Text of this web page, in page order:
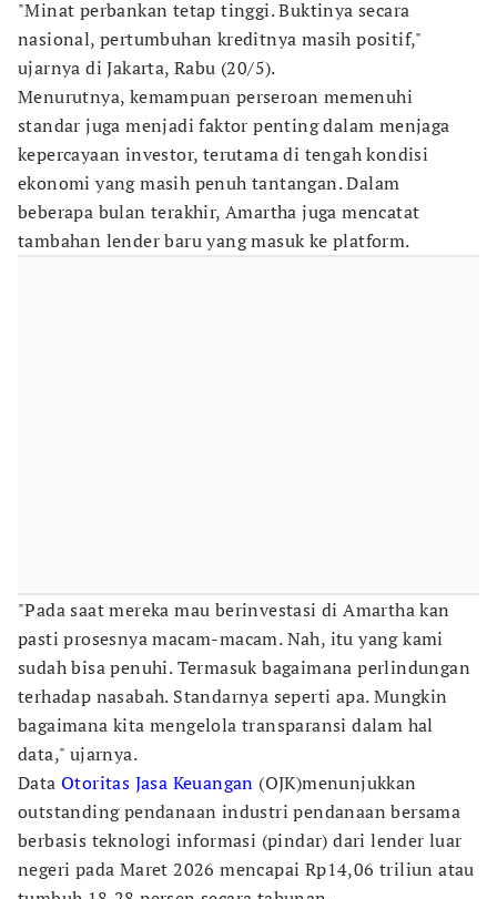
"Minat perbankan tetap tinggi. Buktinya secara
nasional, pertumbuhan kreditnya masih positif,"
ujarnya di Jakarta, Rabu (20/5).
Menurutnya, kemampuan perseroan memenuhi
standar juga menjadi faktor penting dalam menjaga
kepercayaan investor, terutama di tengah kondisi
ekonomi yang masih penuh tantangan. Dalam
beberapa bulan terakhir, Amartha juga mencatat
tambahan lender baru yang masuk ke platform.
"Pada saat mereka mau berinvestasi di Amartha kan
pasti prosesnya macam-macam. Nah, itu yang kami
sudah bisa penuhi. Termasuk bagaimana perlindungan
terhadap nasabah. Standarnya seperti apa. Mungkin
bagaimana kita mengelola transparansi dalam hal
data," ujarnya.
Data Otoritas Jasa Keuangan (OJK)menunjukkan
outstanding pendanaan industri pendanaan bersama
berbasis teknologi informasi (pindar) dari lender luar
negeri pada Maret 2026 mencapai Rp14,06 triliun atau